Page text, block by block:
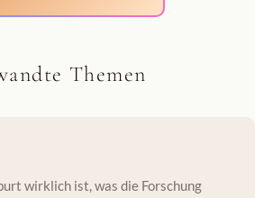
Themen
wirklich ist, was die Forschung